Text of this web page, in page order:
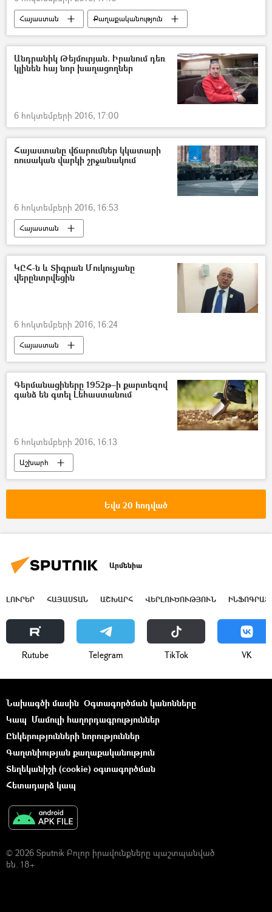
Հայաստան Քաղաքականություն
Անդրանիկ Թեյմուրյան. Իրանում դեռ
կլինեն հայ նոր խաղացողներ
6 հոկտեմբերի 2016, 17:00
Հայաստանը վճարումներ կկատարի
ռուսական վարկի շրջանակում
6 հոկտեմբերի 2016, 16:53
Հայաստան
ԿԸՀ-ն և Տիգրան Մուկուչյանը
վերընտրվեցին
6 հոկտեմբերի 2016, 16:24
Հայաստան
Գերմանացիները 1952թ–ի քարտեզով
գանձ են գտել Լեհաստանում
6 հոկտեմբերի 2016, 16:13
Աշխարհ
Եվս 20 հոդված
Արմենիա
ԼՈՒՐԵՐ ՀԱՅԱՍՏԱՆ ԱՇԽԱՐՀ ՎԵՐԼՈՒԾՈՒԹՅՈՒՆ
Rutube Telegram ТikТоk VK
Նախագծի մասին Օգտագործման կանոնները
Կապ Մամուլի հաղորդագրություններ
Ընկերությունների նորություններ
Գաղտնիության քաղաքականություն
Տեղեկանիշի (cookie) օգտագործման
Հետադարձ կապ
© 2026 Sputnik Բոլոր իրավունքները պաշտպանված
են. 18+